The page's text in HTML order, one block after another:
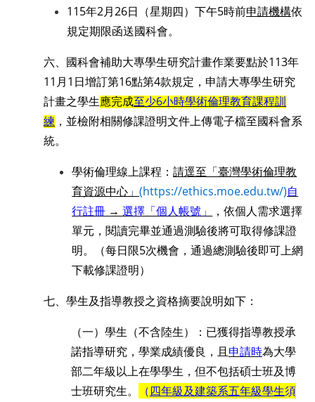
115年2月26日（星期四）下午5時前申請機構依
規定期限函送國科會。
六、國科會補助大專學生研究計畫作業要點於113年
11月1日增訂第16點第4款規定，申請大專學生研究
計畫之學生應完成至少6小時學術倫理教育課程訓
練 ，並檢附相關修課證明文件上傳電子檔至國科會系
統。
學術倫理線上課程：請逕至「臺灣學術倫理教
育資源中心」(https://ethics.moe.edu.tw/)自
行註冊 →選擇「個人帳號」
，依個人需求選擇
單元，閱讀完畢並通過測驗後將可取得修課證
明。（每日限5次機會，通過總測驗後即可上網
下載修課證明）
七、學生及指導教授之資格摘要說明如下：
（一）學生（不含陸生）：已獲得指導教授承
諾指導研究，學業成績優良，且申請時為大學
部二年級以上在學學生，但不包括碩士班及博
士班研究生。
（四年級及建築系五年級學生須